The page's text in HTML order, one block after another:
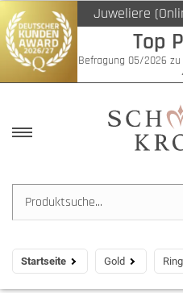
Juweliere
Top
Befragung 05/2026 zu
Startseite Gold